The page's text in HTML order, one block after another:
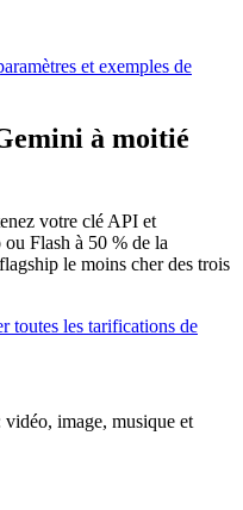
et exemples de
à moitié
votre clé API et
Flash à 50 % de la
le moins cher des trois
toutes les tarifications de
image, musique et